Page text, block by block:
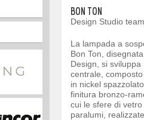
BON TON
Design Studio
La lampada a
Bon Ton,
Design, si
centrale,
in nickel
finitura bronzo-
cui le sfere di
paralumi,